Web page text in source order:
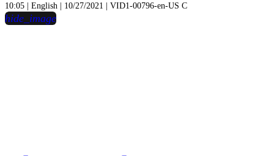
10:05 | English | 10/27/2021 | VID1-00796-en-US C
hide_image